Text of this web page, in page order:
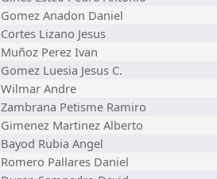
Gomez Anadon Daniel
Cortes Lizano Jesus
Muñoz Perez Ivan
Gomez Luesia Jesus C.
Wilmar Andre
Zambrana Petisme Ramiro
Gimenez Martinez Alberto
Bayod Rubia Angel
Romero Pallares Daniel